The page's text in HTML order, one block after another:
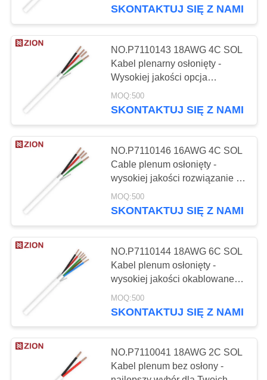
Kabel
koncentryczny
CATV
Transceivery
światłowodowe
30
Szafka i stojak
105
SKONTAKTUJ SIĘ Z NAMI
NO.P7110143 18AWG 4C SOL
Kabel plenarny osłonięty -
Wysokiej jakości opcja
okablowania osłoniętego
MOQ:500
SKONTAKTUJ SIĘ Z NAMI
NO.P7110146 16AWG 4C SOL
Cable plenum osłonięty -
wysokiej jakości rozwiązanie o
zasłoniętej okablowaniu z
wieloma przewodnikami
MOQ:500
SKONTAKTUJ SIĘ Z NAMI
NO.P7110144 18AWG 6C SOL
Kabel plenum osłonięty -
wysokiej jakości okablowane
okablowanie z dodatkowymi
przewodnikami
MOQ:500
SKONTAKTUJ SIĘ Z NAMI
NO.P7110041 18AWG 2C SOL
Kabel plenum bez osłony -